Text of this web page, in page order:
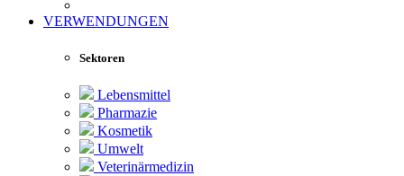
VERWENDUNGEN
Sektoren
Lebensmittel
Pharmazie
Kosmetik
Umwelt
Veterinärmedizin